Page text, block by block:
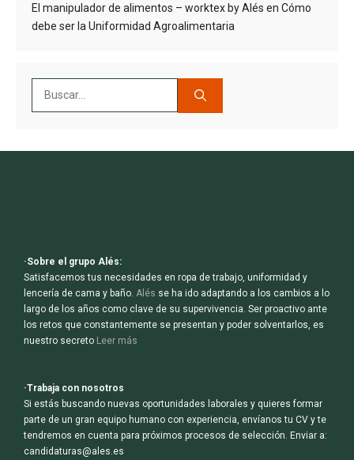
El manipulador de alimentos – worktex by Alés en Cómo
debe ser la Uniformidad Agroalimentaria
·Sobre el grupo Alés:
Satisfacemos tus necesidades en ropa de trabajo, uniformidad y
lencería de cama y baño. Alés se ha ido adaptando a los cambios a lo
largo de los años como clave de su supervivencia. Ser proactivo ante
los retos que constantemente se presentan y poder solventarlos, es
nuestro secreto Leer más
·Trabaja con nosotros
Si estás buscando nuevas oportunidades laborales y quieres formar
parte de un gran equipo humano con experiencia, envíanos tu CV y te
tendremos en cuenta para próximos procesos de selección. Enviar a:
candidaturas@ales.es